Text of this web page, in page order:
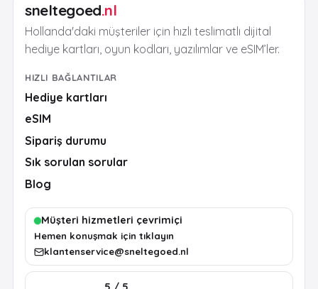
sneltegoed.nl
Hollanda'daki müşteriler için hızlı teslimatlı dijital
hediye kartları, oyun kodları, yazılımlar ve eSIM’ler.
HIZLI BAĞLANTILAR
Hediye kartları
eSIM
Sipariş durumu
Sık sorulan sorular
Blog
Müşteri hizmetleri çevrimiçi
Hemen konuşmak için tıklayın
klantenservice@sneltegoed.nl